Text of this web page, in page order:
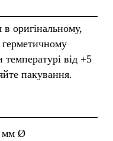
в оригінальному,
від +5
пакування.
мм Ø